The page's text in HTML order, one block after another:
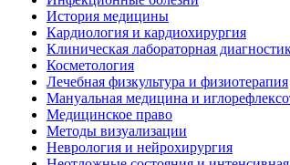
История медицины
Кардиология и кардиохирургия
Клиническая лабораторная
Косметология
Лечебная физкультура и физиотерапия
Мануальная медицина и
Медицинское право
Методы визуализации
Неврология и нейрохирургия